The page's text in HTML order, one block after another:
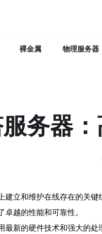
裸金属 物理服务器
务器
立和维护在线存在的关
越的性能和可靠性。
最新的硬件技术和强大的